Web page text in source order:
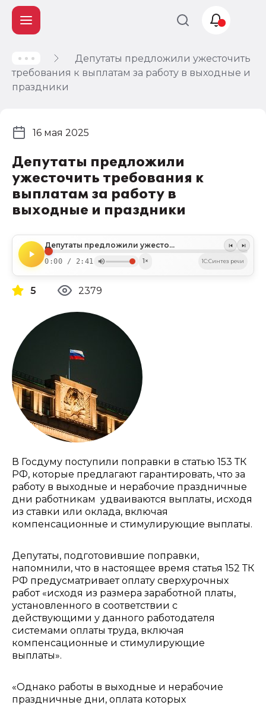
Депутаты предложили ужесточить
требования к выплатам за работу в выходные и
праздники
Депутаты предложили
ужесточить требования к
выплатам за работу в
выходные и праздники
Депутаты предложили ужесточить требования к выплатам за работу в выходные и праздники
0:00 / 2:41 1× 1C:Синтез речи
16 мая 2025
5 2379
В Госдуму поступили поправки в статью 153 ТК
РФ, которые предлагают гарантировать, что за
работу в выходные и нерабочие праздничные
дни работникам удваиваются выплаты, исходя
из ставки или оклада, включая
компенсационные и стимулирующие выплаты.
Депутаты, подготовившие поправки,
напомнили, что в настоящее время статья 152 ТК
РФ предусматривает оплату сверхурочных
работ «исходя из размера заработной платы,
установленного в соответствии с
действующими у данного работодателя
системами оплаты труда, включая
компенсационные и стимулирующие
выплаты».
«Однако работы в выходные и нерабочие
праздничные дни, оплата которых
Учет и
налогообложение